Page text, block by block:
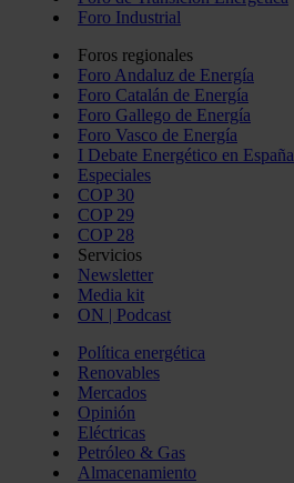
Foro Industrial
Foros regionales
Foro Andaluz de Energía
Foro Catalán de Energía
Foro Gallego de Energía
Foro Vasco de Energía
I Debate Energético en España
Especiales
COP 30
COP 29
COP 28
Servicios
Newsletter
Media kit
ON | Podcast
Política energética
Renovables
Mercados
Opinión
Eléctricas
Petróleo & Gas
Almacenamiento